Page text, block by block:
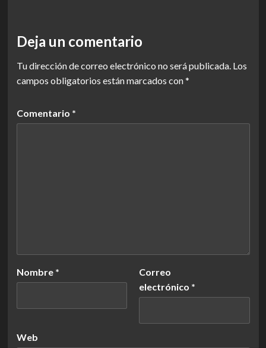
Deja un comentario
Tu dirección de correo electrónico no será publicada. Los
campos obligatorios están marcados con*
Comentario *
Nombre *
Correo
electrónico *
Web